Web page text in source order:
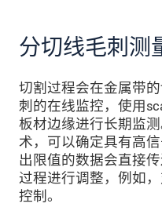
分切线毛刺测
切割过程会在金属带
刺的在线监控，使用
板材边缘进行长期监
术，可以确定具有高
出限值的数据会直接
过程进行调整，例如
控制。